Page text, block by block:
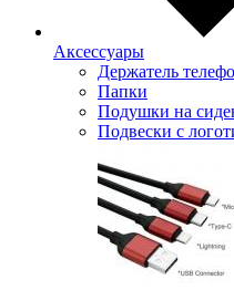
Аксессуары
Держатель
Папки
Подушки на
Подвески с